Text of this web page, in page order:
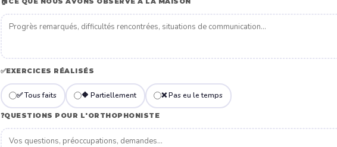
✅EXERCICES RÉALISÉS
✅ Tous faits 🔶 Partiellement ❌ Pas eu le temps
❓QUESTIONS POUR L'ORTHOPHONISTE